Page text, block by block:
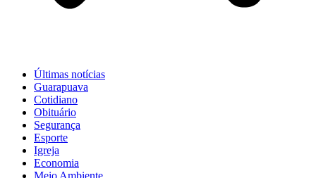
Últimas notícias
Guarapuava
Cotidiano
Obituário
Segurança
Esporte
Igreja
Economia
Meio Ambiente